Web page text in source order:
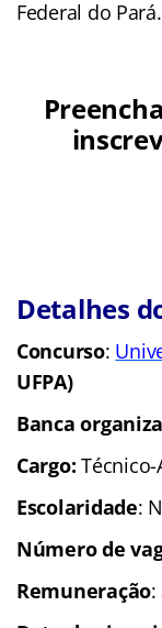
Federal do
Detalhes
Concurso:
UFPA)
Banca
Cargo:
Escolaridade:
Número de
Remuneração: